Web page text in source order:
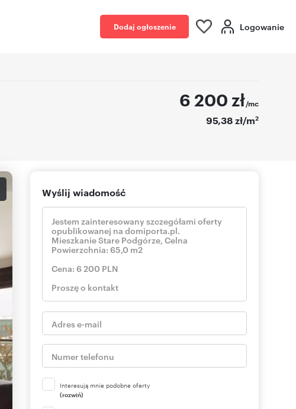
Dodaj ogłoszenie Logowanie
6 200 zł/mc
95,38 zł/m2
Wyślij wiadomość
Interesują mnie podobne oferty
(rozwiń)